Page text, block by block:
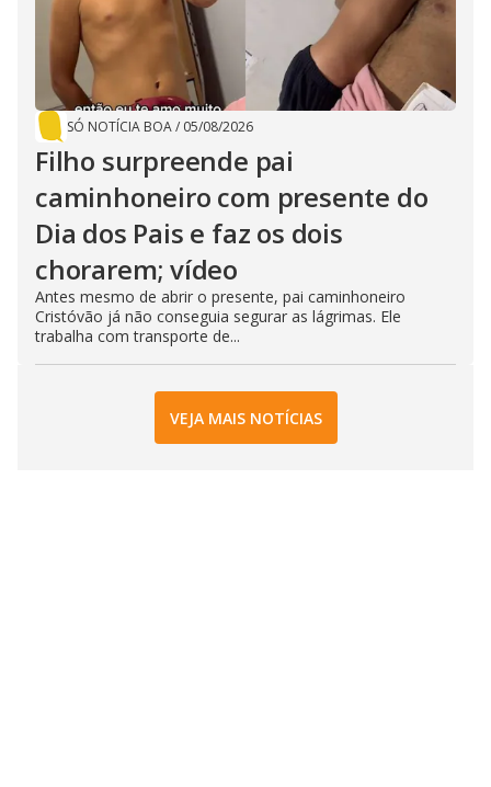
SÓ NOTÍCIA BOA/ 05/08/2026
Filho surpreende pai
caminhoneiro com presente do
Dia dos Pais e faz os dois
chorarem; vídeo
Antes mesmo de abrir o presente, pai caminhoneiro
Cristóvão já não conseguia segurar as lágrimas. Ele
trabalha com transporte de...
VEJA MAIS NOTÍCIAS